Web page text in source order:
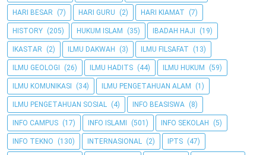
HARI BESAR (7) HARI GURU (2) HARI KIAMAT (7)
HISTORY (205) HUKUM ISLAM (35) IBADAH HAJI (19)
IKASTAR (2) ILMU DAKWAH (3) ILMU FILSAFAT (13)
ILMU GEOLOGI (26) ILMU HADITS (44) ILMU HUKUM (59)
ILMU KOMUNIKASI (34) ILMU PENGETAHUAN ALAM (1)
ILMU PENGETAHUAN SOSIAL (4) INFO BEASISWA (8)
INFO CAMPUS (17) INFO ISLAMI (501) INFO SEKOLAH (5)
INFO TEKNO (130) INTERNASIONAL (2) IPTS (47)